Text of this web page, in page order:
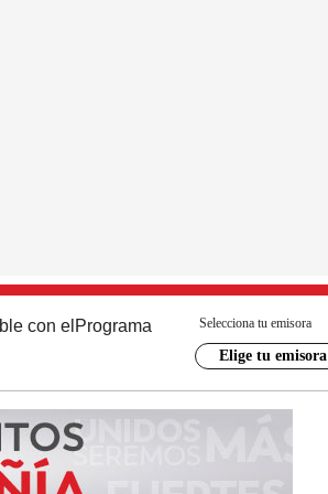
con el Programa Selecciona tu emisora
Elige tu emisora